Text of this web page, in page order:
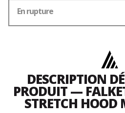
En rupture
DESCRIPTION
PRODUIT —
STRETCH HOOD